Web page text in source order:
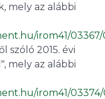
mely az alábbi
irom41/
szóló 2015. évi
mely az alábbi
irom41/